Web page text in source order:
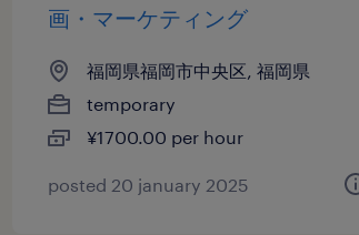
画・マーケティング
福岡県福岡市中央区, 福岡県
temporary
¥1700.00 per hour
posted 20 january 2025